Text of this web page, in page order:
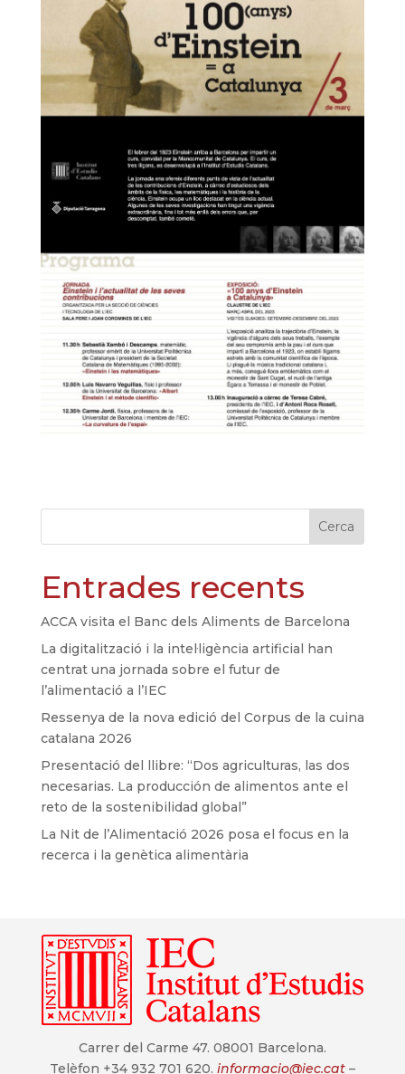
Cerca
Entrades recents
ACCA visita el Banc dels Aliments de Barcelona
La digitalització i la intel·ligència artificial han
centrat una jornada sobre el futur de
l’alimentació a l’IEC
Ressenya de la nova edició del Corpus de la cuina
catalana 2026
Presentació del llibre: “Dos agriculturas, las dos
necesarias. La producción de alimentos ante el
reto de la sostenibilidad global”
La Nit de l’Alimentació 2026 posa el focus en la
recerca i la genètica alimentària
Carrer del Carme 47. 08001 Barcelona.
Telèfon +34 932 701 620. informacio@iec.cat–